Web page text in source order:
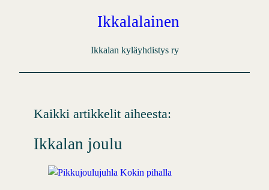
Ikkalalainen
Ikkalan kyläyhdistys ry
Kaikki artikkelit aiheesta:
Ikkalan joulu